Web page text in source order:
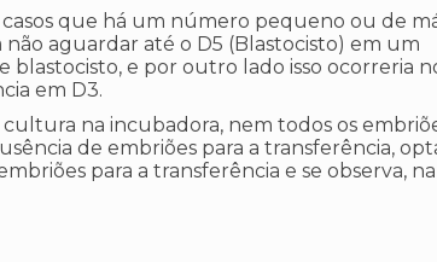
que há um número pequeno ou de
aguardar até o D5 (Blastocisto) em um
blastocisto, e por outro lado isso ocorreria
em D3.
na incubadora, nem todos os
de embriões para a transferência,
para a transferência e se observa, na